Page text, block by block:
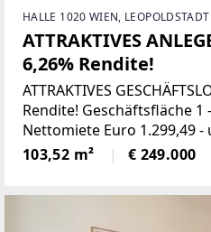
HALLE 1020 WIEN, LEOPOLDSTADT
ATTRAKTIVES
6,26% Rendite!
ATTRAKTIVES
Rendite! Geschäftsfläche 1
Nettomiete Euro 1.299,49
6,26%Kaufpreis: Euro
Angebot:Geschäftsfläche
103,52 m² € 249.000